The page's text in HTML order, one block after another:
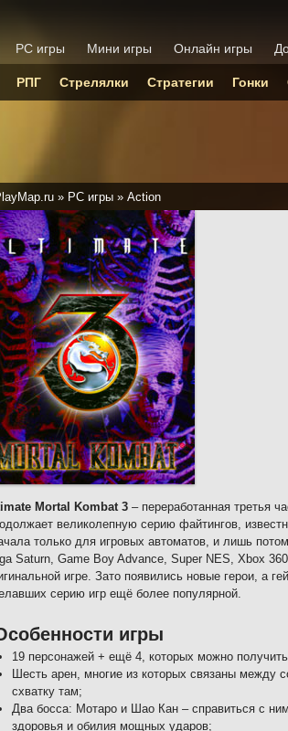
» PC игры » Action
Mortal Kombat 3 – переработанная третья
великолепную серию файтингов,
только для игровых автоматов, и лишь
Saturn, Game Boy Advance, Super NES, Xbox
игре. Зато появились новые герои, а
серию игр ещё более популярной.
игры
19 персонажей + ещё 4, которых можно
Шесть арен, многие из которых связаны между
схватку там;
Два босса: Мотаро и Шао Кан – справиться с
здоровья и обилия мощных ударов;
PC игры Мини игры Онлайн игры
РПГ Стрелялки Стратегии Гонки